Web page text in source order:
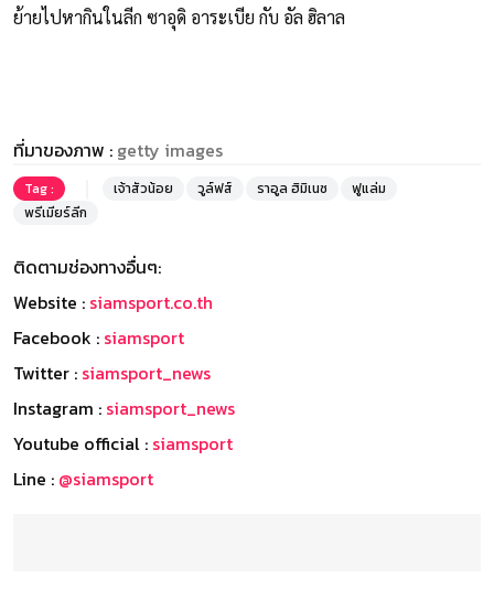
ย้ายไปหากินในลีก ซาอุดิ อาระเบีย กับ อัล ฮิลาล
ที่มาของภาพ : getty images
Tag : เจ้าสัวน้อย วูล์ฟส์ ราอูล ฮิมิเนซ
ฟูแล่ม
พรีเมียร์ลีก
ติดตามช่องทางอื่นๆ:
Website : siamsport.co.th
Facebook : siamsport
Twitter : siamsport_news
Instagram : siamsport_news
Youtube official : siamsport
Line : @siamsport